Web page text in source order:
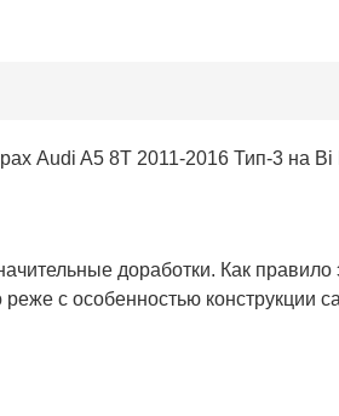
Audi A5 8T 2011-2016 Тип-3 на
доработки. Как правило
с особенностью конструкции